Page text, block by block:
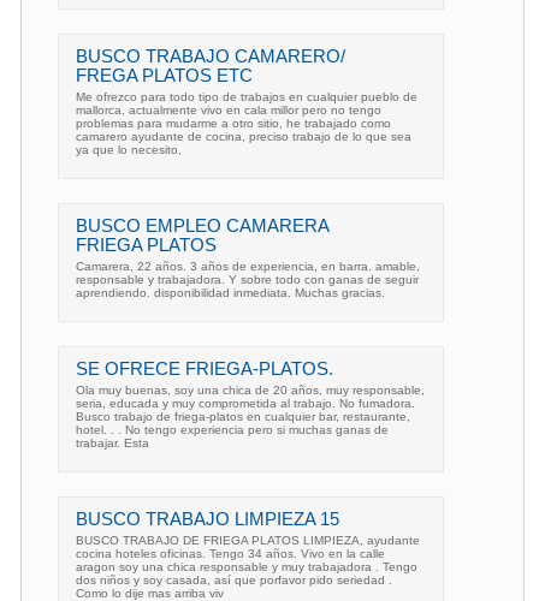
BUSCO TRABAJO CAMARERO/
FREGA PLATOS ETC
Me ofrezco para todo tipo de trabajos en cualquier pueblo de
mallorca, actualmente vivo en cala millor pero no tengo
problemas para mudarme a otro sitio, he trabajado como
camarero ayudante de cocina, preciso trabajo de lo que sea
ya que lo necesito,
BUSCO EMPLEO CAMARERA
FRIEGA PLATOS
Camarera, 22 años. 3 años de experiencia, en barra. amable,
responsable y trabajadora. Y sobre todo con ganas de seguir
aprendiendo. disponibilidad inmediata. Muchas gracias.
SE OFRECE FRIEGA-PLATOS.
Ola muy buenas, soy una chica de 20 años, muy responsable,
seria, educada y muy comprometida al trabajo. No fumadora.
Busco trabajo de friega-platos en cualquier bar, restaurante,
hotel. . . No tengo experiencia pero si muchas ganas de
trabajar. Esta
BUSCO TRABAJO LIMPIEZA 15
BUSCO TRABAJO DE FRIEGA PLATOS LIMPIEZA, ayudante
cocina hoteles oficinas. Tengo 34 años. Vivo en la calle
aragon soy una chica responsable y muy trabajadora . Tengo
dos niños y soy casada, así que porfavor pido seriedad .
Como lo dije mas arriba viv